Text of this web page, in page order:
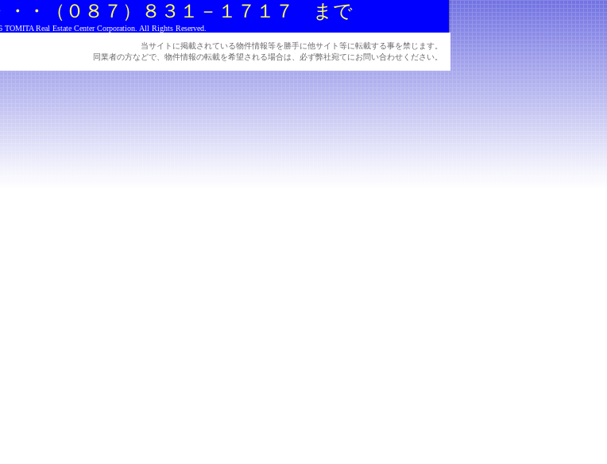
・・（０８７）８３１－１７１７ まで
Real Estate Center Corporation. All Rights Reserved.
当サイトに掲載されている物件情報等を勝手に他サイト等に転載する事を禁じます。
同業者の方などで、物件情報の転載を希望される場合は、必ず弊社宛てにお問い合わせください。